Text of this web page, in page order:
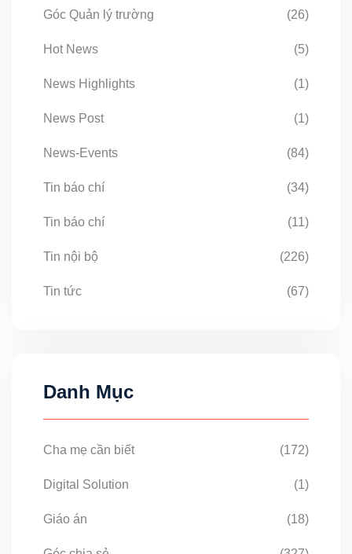
Góc Quản lý trường (26)
Hot News (5)
News Highlights (1)
News Post (1)
News-Events (84)
Tin báo chí (34)
Tin báo chí (11)
Tin nội bộ (226)
Tin tức (67)
Danh Mục
Cha mẹ cần biết (172)
Digital Solution (1)
Giáo án (18)